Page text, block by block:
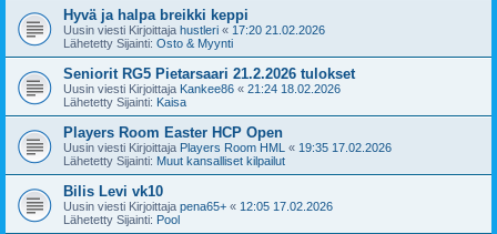
Hyvä ja halpa breikki keppi
Uusin viesti Kirjoittaja hustleri « 17:20 21.02.2026
Lähetetty Sijainti: Osto & Myynti
Seniorit RG5 Pietarsaari 21.2.2026 tulokset
Uusin viesti Kirjoittaja Kankee86 « 21:24 18.02.2026
Lähetetty Sijainti: Kaisa
Players Room Easter HCP Open
Uusin viesti Kirjoittaja Players Room HML « 19:35 17.02.2026
Lähetetty Sijainti: Muut kansalliset kilpailut
Bilis Levi vk10
Uusin viesti Kirjoittaja pena65+ « 12:05 17.02.2026
Lähetetty Sijainti: Pool